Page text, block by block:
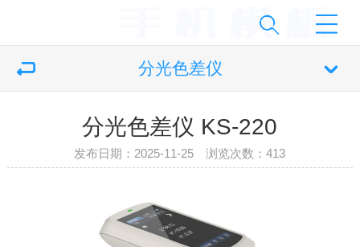
分光色差仪
分光色差仪 KS-220
发布日期：2025-11-25 浏览次数：413